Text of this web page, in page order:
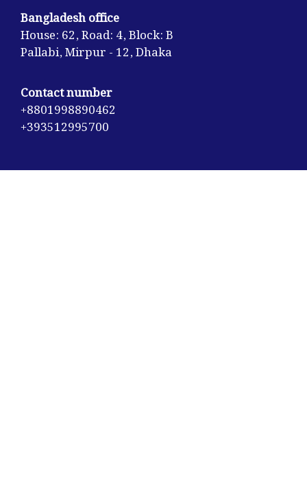
Bangladesh office
House: 62, Road: 4, Block: B
Pallabi, Mirpur - 12, Dhaka
Contact number
+8801998890462
+393512995700